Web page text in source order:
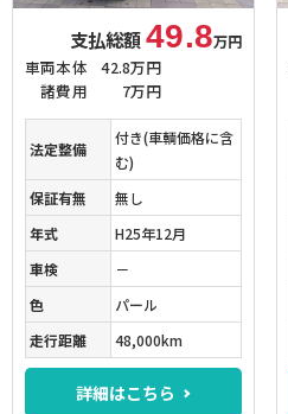
支払総額49.8万円
車両本体
42.8万円
諸費用
7万円
法定整備
付き(車輌価格に含
む)
保証有無
無し
年式
H25年12月
車検
－
色
パール
走行距離
48,000km
詳細はこちら